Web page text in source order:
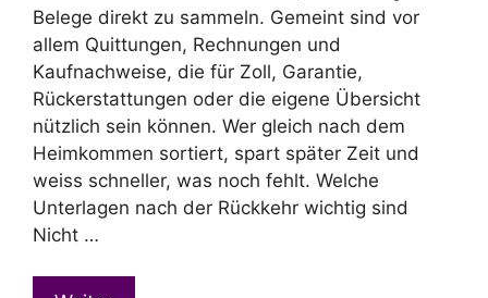
Belege direkt zu sammeln. Gemeint sind vor
allem Quittungen, Rechnungen und
Kaufnachweise, die für Zoll, Garantie,
Rückerstattungen oder die eigene Übersicht
nützlich sein können. Wer gleich nach dem
Heimkommen sortiert, spart später Zeit und
weiss schneller, was noch fehlt. Welche
Unterlagen nach der Rückkehr wichtig sind
Nicht …